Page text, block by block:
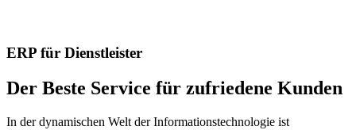
ERP für Dienstleister
Der Beste Service für zufriedene Kunden
In der dynamischen Welt der Informationstechnologie ist